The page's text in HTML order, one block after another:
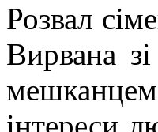
Розвал
Вирвана
інтереси